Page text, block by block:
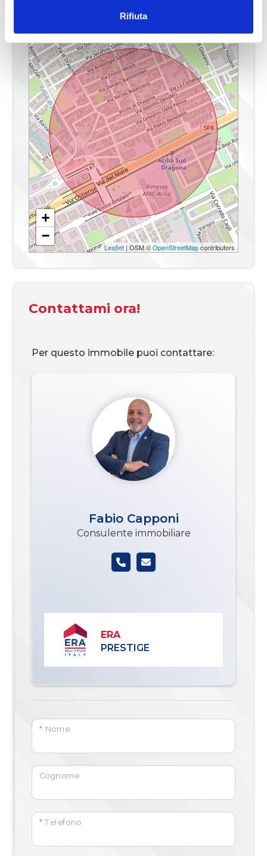
Rifiuta
Bagni 1
Locali 3
Stato conservazione Buono
Numero posti auto coperti Si
Piano 2
Piani totali 3
Riscaldamento Autonomo
Posto auto Coperto
Infissi pvc doppi vetri
Spese condominio
Balconi Presente
Parzialmente arredato
Semicentrale
+
−
Leaflet| OSM ©OpenStreetMapcontributors
Contattami ora!
Per questo immobile puoi contattare:
Fabio Capponi
Consulente immobiliare
ERA
PRESTIGE
* Nome
Cognome
* Telefono